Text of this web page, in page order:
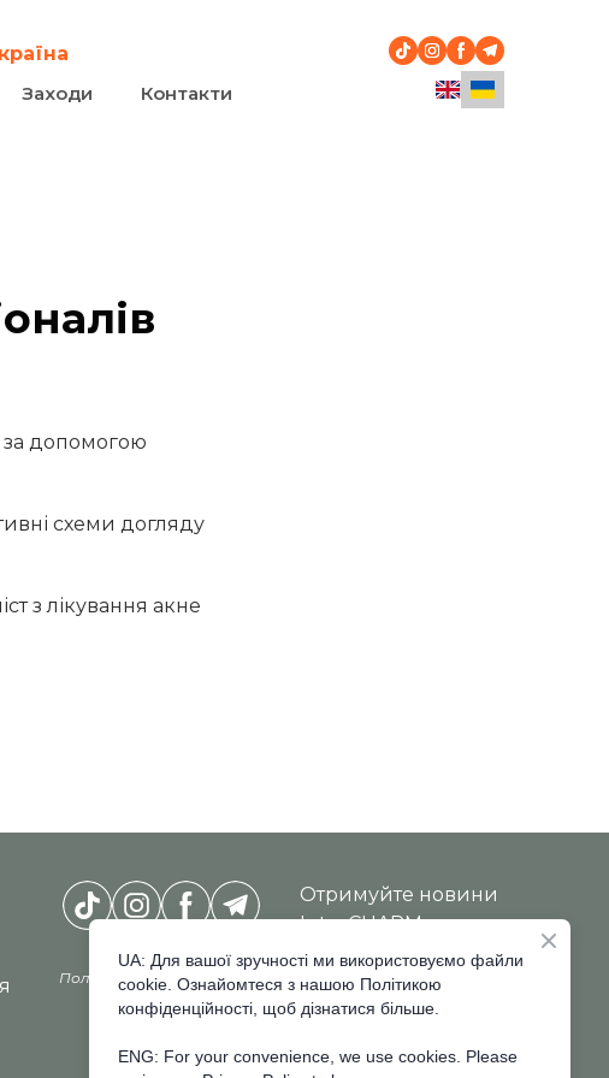
Заходи Контакти
за допомогою
схеми догляду
з лікування акне
Політика конфіденційності
Отримуйте новини
InterCHARM-
Ukraine*
UA: Для вашої зручності ми використовуємо файли
cookie. Ознайомтеся з нашою Політикою
конфіденційності, щоб дізнатися більше.
ENG: For your convenience, we use cookies. Please